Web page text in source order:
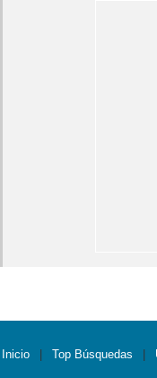
Inicio Top Búsquedas